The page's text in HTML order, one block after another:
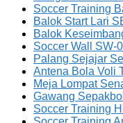
Soccer Training
Balok Start Lari
Balok
Soccer Wall SW-
Palang Sejajar
Antena Bola Voli
Meja Lompat
Gawang
Soccer Training